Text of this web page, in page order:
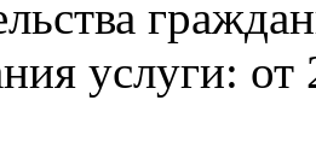
услуги: от